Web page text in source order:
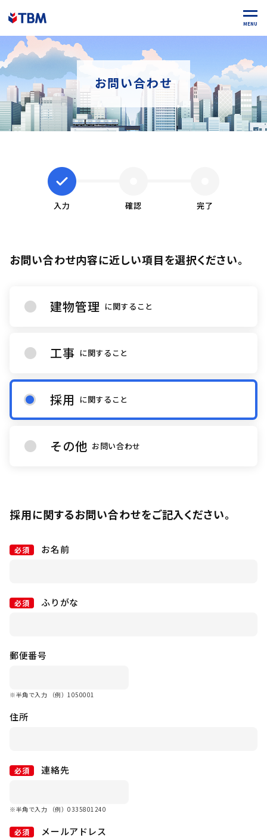
MENU
お問い合わせ
入力 確認 完了
お問い合わせ内容に近しい項目を選択ください。
建物管理 に関すること
工事 に関すること
採用 に関すること
その他 お問い合わせ
採用に関するお問い合わせをご記入ください。
必須 お名前
必須 ふりがな
郵便番号
※半角で入力 （例）1050001
住所
必須 連絡先
※半角で入力 （例）0335801240
必須 メールアドレス